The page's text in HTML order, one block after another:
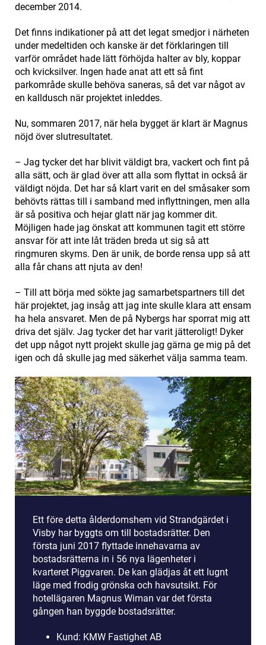
december 2014.
Det finns indikationer på att det legat smedjor i närheten
under medeltiden och kanske är det förklaringen till
varför området hade lätt förhöjda halter av bly, koppar
och kvicksilver. Ingen hade anat att ett så fint
parkområde skulle behöva saneras, så det var något av
en kalldusch när projektet inleddes.
Nu, sommaren 2017, när hela bygget är klart är Magnus
nöjd över slutresultatet.
– Jag tycker det har blivit väldigt bra, vackert och fint på
alla sätt, och är glad över att alla som flyttat in också är
väldigt nöjda. Det har så klart varit en del småsaker som
behövts rättas till i samband med inflyttningen, men alla
är så positiva och hejar glatt när jag kommer dit.
Möjligen hade jag önskat att kommunen tagit ett större
ansvar för att inte låt träden breda ut sig så att
ringmuren skyms. Den är unik, de borde rensa upp så att
alla får chans att njuta av den!
– Till att börja med sökte jag samarbetspartners till det
här projektet, jag insåg att jag inte skulle klara att ensam
ha hela ansvaret. Men de på Nybergs har sporrat mig att
driva det själv. Jag tycker det har varit jätteroligt! Dyker
det upp något nytt projekt skulle jag gärna ge mig på det
igen och då skulle jag med säkerhet välja samma team.
Ett före detta ålderdomshem vid Strandgärdet i
Visby har byggts om till bostadsrätter. Den
första juni 2017 flyttade innehavarna av
bostadsrätterna in i 56 nya lägenheter i
kvarteret Piggvaren. De kan glädjas åt ett lugnt
läge med frodig grönska och havsutsikt. För
hotellägaren Magnus Wiman var det första
gången han byggde bostadsrätter.
Kund: KMW Fastighet AB